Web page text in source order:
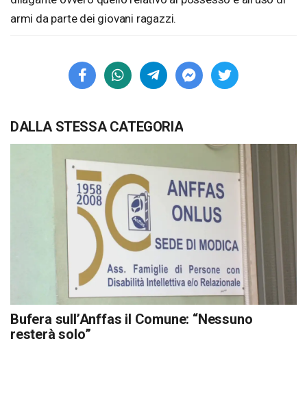
armi da parte dei giovani ragazzi.
DALLA STESSA CATEGORIA
Bufera sull’Anffas il Comune: “Nessuno
resterà solo”